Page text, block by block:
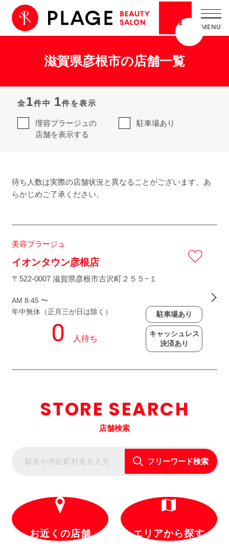
情報
滋賀県彦根市の店舗一覧
全1件中 1件を表示
理容プラージュの
店舗を表示する
駐車場あり
待ち人数は実際の店舗状況と異なることがございます。あ
らかじめご了承ください。
美容プラージュ
イオンタウン彦根店
〒522-0007 滋賀県彦根市古沢町２５５−１
AM 8:45 〜
年中無休（正月三が日は除く）
駐車場あり
キャッシュレス
決済あり
STORE SEARCH
店舗検索
フリーワード検索
お近くの店舗 エリアから探す